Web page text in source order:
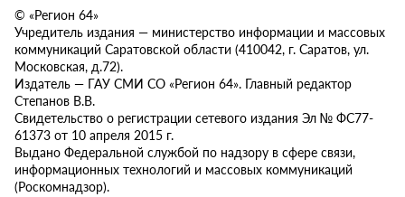
© «Регион 64»
Учредитель издания — министерство информации и массовых
коммуникаций Саратовской области (410042, г. Саратов, ул.
Московская, д.72).
Издатель — ГАУ СМИ СО «Регион 64». Главный редактор
Степанов В.В.
Свидетельство о регистрации сетевого издания Эл № ФС77-
61373 от 10 апреля 2015 г.
Выдано Федеральной службой по надзору в сфере связи,
информационных технологий и массовых коммуникаций
(Роскомнадзор).